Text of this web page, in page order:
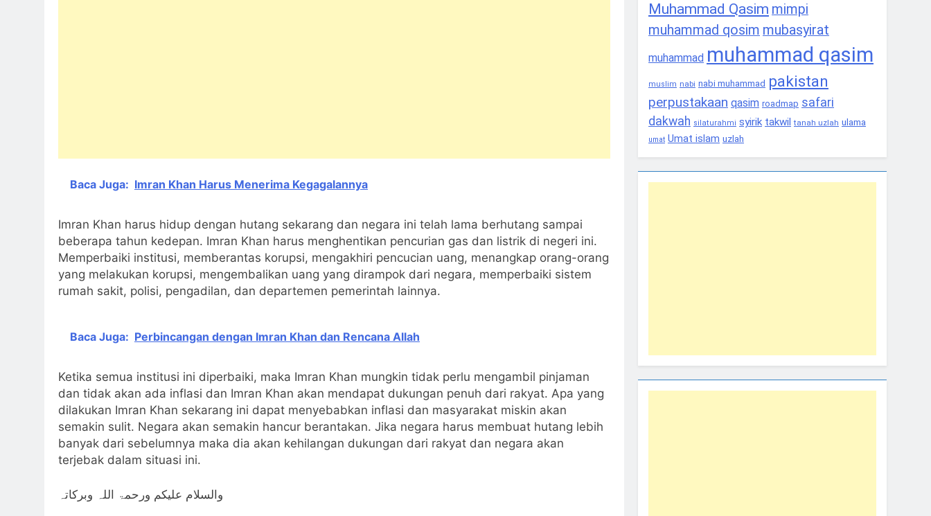
Baca Juga: Imran Khan Harus Menerima Kegagalannya
Imran Khan harus hidup dengan hutang sekarang dan negara ini telah lama berhutang sampai
beberapa tahun kedepan. Imran Khan harus menghentikan pencurian gas dan listrik di negeri ini.
Memperbaiki institusi, memberantas korupsi, mengakhiri pencucian uang, menangkap orang-orang
yang melakukan korupsi, mengembalikan uang yang dirampok dari negara, memperbaiki sistem
rumah sakit, polisi, pengadilan, dan departemen pemerintah lainnya.
Baca Juga: Perbincangan dengan Imran Khan dan Rencana Allah
Ketika semua institusi ini diperbaiki, maka Imran Khan mungkin tidak perlu mengambil pinjaman
dan tidak akan ada inflasi dan Imran Khan akan mendapat dukungan penuh dari rakyat. Apa yang
dilakukan Imran Khan sekarang ini dapat menyebabkan inflasi dan masyarakat miskin akan
semakin sulit. Negara akan semakin hancur berantakan. Jika negara harus membuat hutang lebih
banyak dari sebelumnya maka dia akan kehilangan dukungan dari rakyat dan negara akan
terjebak dalam situasi ini.
والسلام علیکم ورحمۃ اللہ وبرکاتہ
Muhammad Qasim mimpi
muhammad qosim mubasyirat
muhammad muhammad qasim
muslim nabi nabi muhammad pakistan
perpustakaan qasim roadmap safari
dakwah silaturahmi syirik takwil tanah uzlah ulama
umat Umat islam uzlah